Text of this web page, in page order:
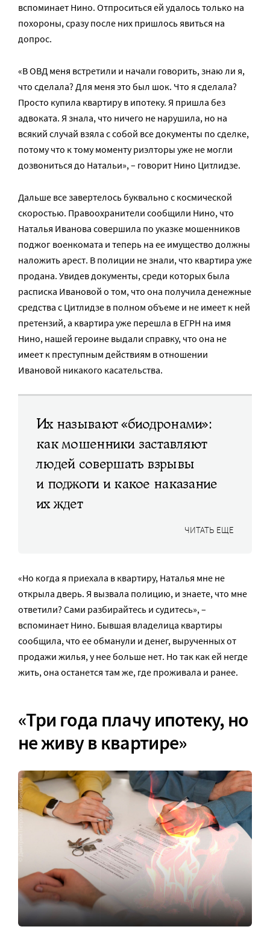
вспоминает Нино. Отпроситься ей удалось только на
похороны, сразу после них пришлось явиться на
допрос.
«В ОВД меня встретили и начали говорить, знаю ли я,
что сделала? Для меня это был шок. Что я сделала?
Просто купила квартиру в ипотеку. Я пришла без
адвоката. Я знала, что ничего не нарушила, но на
всякий случай взяла с собой все документы по сделке,
потому что к тому моменту риэлторы уже не могли
дозвониться до Натальи», – говорит Нино Цитлидзе.
Дальше все завертелось буквально с космической
скоростью. Правоохранители сообщили Нино, что
Наталья Иванова совершила по указке мошенников
поджог военкомата и теперь на ее имущество должны
наложить арест. В полиции не знали, что квартира уже
продана. Увидев документы, среди которых была
расписка Ивановой о том, что она получила денежные
средства с Цитлидзе в полном объеме и не имеет к ней
претензий, а квартира уже перешла в ЕГРН на имя
Нино, нашей героине выдали справку, что она не
имеет к преступным действиям в отношении
Ивановой никакого касательства.
Их называют «биодронами»:
как мошенники заставляют
людей совершать взрывы
и поджоги и какое наказание
их ждет
ЧИТАТЬ ЕЩЕ
«Но когда я приехала в квартиру, Наталья мне не
открыла дверь. Я вызвала полицию, и знаете, что мне
ответили? Сами разбирайтесь и судитесь», –
вспоминает Нино. Бывшая владелица квартиры
сообщила, что ее обманули и денег, вырученных от
продажи жилья, у нее больше нет. Но так как ей негде
жить, она останется там же, где проживала и ранее.
«Три года плачу ипотеку, но
не живу в квартире»